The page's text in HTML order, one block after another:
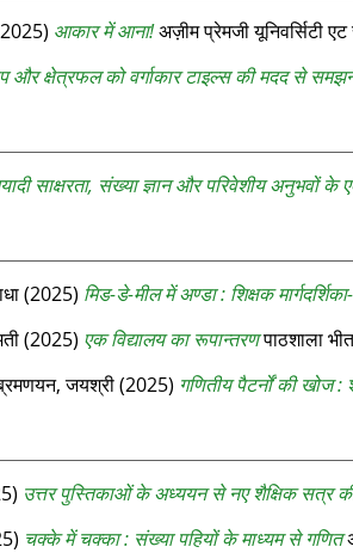
आकार में आना!अज़ीम प्रेमजी यूनिवर्सिटी
और क्षेत्रफल को वर्गाकार टाइल्स की मदद से
साक्षरता, संख्या ज्ञान और परिवेशीय अनुभवों
(2025) मिड-डे-मील में अण्डा : शिक्षक
(2025) एक विद्यालय का रूपान्तरणपाठशाला
जयश्री(2025) गणितीय पैटर्नों की खोज
उत्तर पुस्तिकाओं के अध्ययन से नए शैक्षिक सत्र
चक्‍के में चक्‍का : संख्या पहियों के माध्यम से गणित